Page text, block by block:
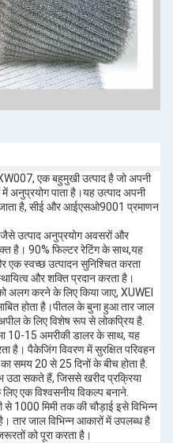
एक बहुमुखी उत्पाद है जो अपनी
अनुप्रयोग पाता है।यह उत्पाद अपनी
जाता है, सीई और आईएसओ9001 प्रमाणन
जैसे उत्पाद अनुप्रयोग अवसरों और
है। 90% फिल्टर रेटिंग के साथ,यह
एक स्वच्छ उत्पादन सुनिश्चित करता
और शक्ति प्रदान करता है।
अलग करने के लिए किया जाए, XUWEI
होता है।पीतल के बुना हुआ तार जाल
के लिए विशेष रूप से लोकप्रिय है.
10-15 अमरीकी डालर के साथ, यह
है। पैकेजिंग विवरण में सुरक्षित परिवहन
समय 20 से 25 दिनों के बीच होता है.
उठा सकते हैं, जिससे खरीद प्रक्रिया
एक विश्वसनीय विकल्प बनाने.
से 1000 मिमी तक की चौड़ाई इसे विभिन्न
तार जाल विभिन्न आकारों में उपलब्ध है
को पूरा करता है।